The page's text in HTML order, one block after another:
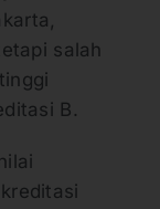
salah
B.